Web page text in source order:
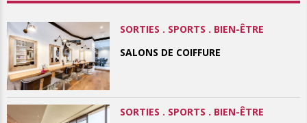
SORTIES . SPORTS . BIEN-ÊTRE
SALONS DE COIFFURE
SORTIES . SPORTS . BIEN-ÊTRE